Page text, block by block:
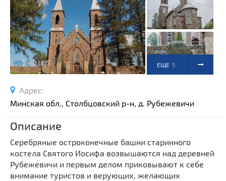
Спортивные сооружения
Производства
Ратуши
Родовые усадьбы
Садово-парковая архитектура
Озера и водоемы
Памятники археологии
Памятники геодезии
Памятники природы
Памятники известным людям
Выберите область
Выберите район
ЕЩЕ 5
Адрес:
Минская обл., Столбцовский р-н, д. Рубежевичи
Описание
Серебряные остроконечные башни старинного
костела Святого Иосифа возвышаются над деревней
Рубежевичи и первым делом приковывают к себе
внимание туристов и верующих, желающих